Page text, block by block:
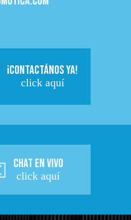
¡CONTACTÁNOS YA!
click aquí
CHAT EN VIVO
click aquí